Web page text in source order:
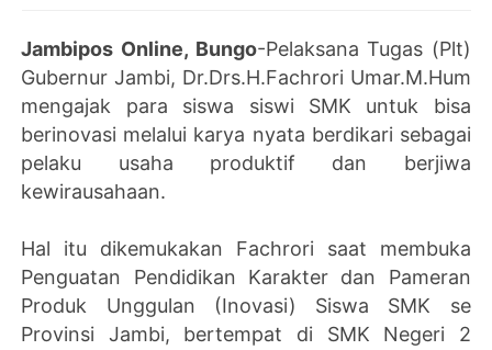
Jambipos Online, Bungo-Pelaksana Tugas (Plt)
Gubernur Jambi, Dr.Drs.H.Fachrori Umar.M.Hum
mengajak para siswa siswi SMK untuk bisa
berinovasi melalui karya nyata berdikari sebagai
pelaku usaha produktif dan berjiwa
kewirausahaan.
Hal itu dikemukakan Fachrori saat membuka
Penguatan Pendidikan Karakter dan Pameran
Produk Unggulan (Inovasi) Siswa SMK se
Provinsi Jambi, bertempat di SMK Negeri 2